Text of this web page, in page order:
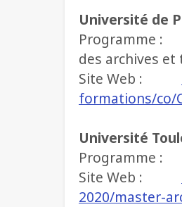
Université de
Programme :
des archives
Site Web :
formations/co/
Université
Programme :
Site Web :
2020/master-